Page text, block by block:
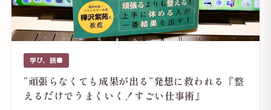
学び、読書
”頑張らなくても成果が出る”発想に救われる『整
えるだけでうまくいく！すごい仕事術』